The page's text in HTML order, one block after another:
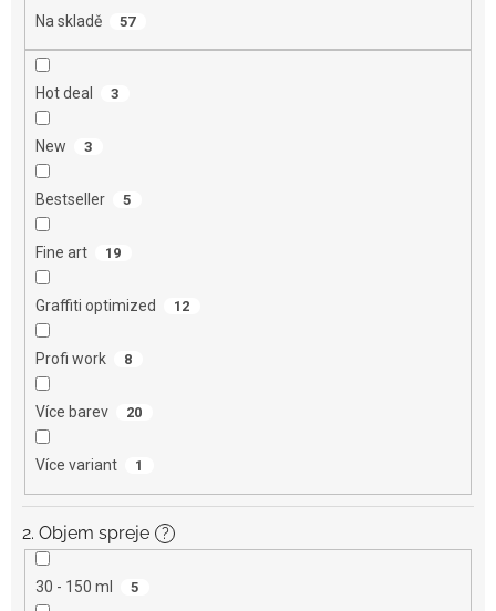
Na skladě 57
Hot deal 3
New 3
Bestseller 5
Fine art 19
Graffiti optimized 12
Profi work 8
Více barev 20
Více variant 1
2. Objem spreje ?
30 - 150 ml 5